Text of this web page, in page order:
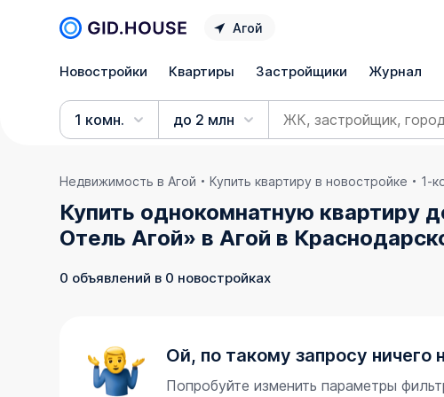
Агой
Новостройки Квартиры Застройщики Журнал
1 комн. до 2 млн
Недвижимость в Агой Купить квартиру в новостройке 1-
Купить однокомнатную квартиру
Отель Агой» в Агой в
0 объявлений в 0 новостройках
Ой, по такому запросу ничего
Попробуйте изменить параметры